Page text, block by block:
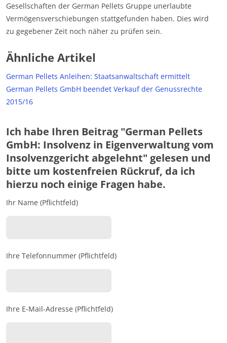
Gesellschaften der German Pellets Gruppe unerlaubte
Vermögensverschiebungen stattgefunden haben. Dies wird
zu gegebener Zeit noch näher zu prüfen sein.
Ähnliche Artikel
German Pellets Anleihen: Staatsanwaltschaft ermittelt
German Pellets GmbH beendet Verkauf der Genussrechte
2015/16
Ich habe Ihren Beitrag "German Pellets
GmbH: Insolvenz in Eigenverwaltung vom
Insolvenzgericht abgelehnt" gelesen und
bitte um kostenfreien Rückruf, da ich
hierzu noch einige Fragen habe.
Ihr Name (Pflichtfeld)
Ihre Telefonnummer (Pflichtfeld)
Ihre E-Mail-Adresse (Pflichtfeld)